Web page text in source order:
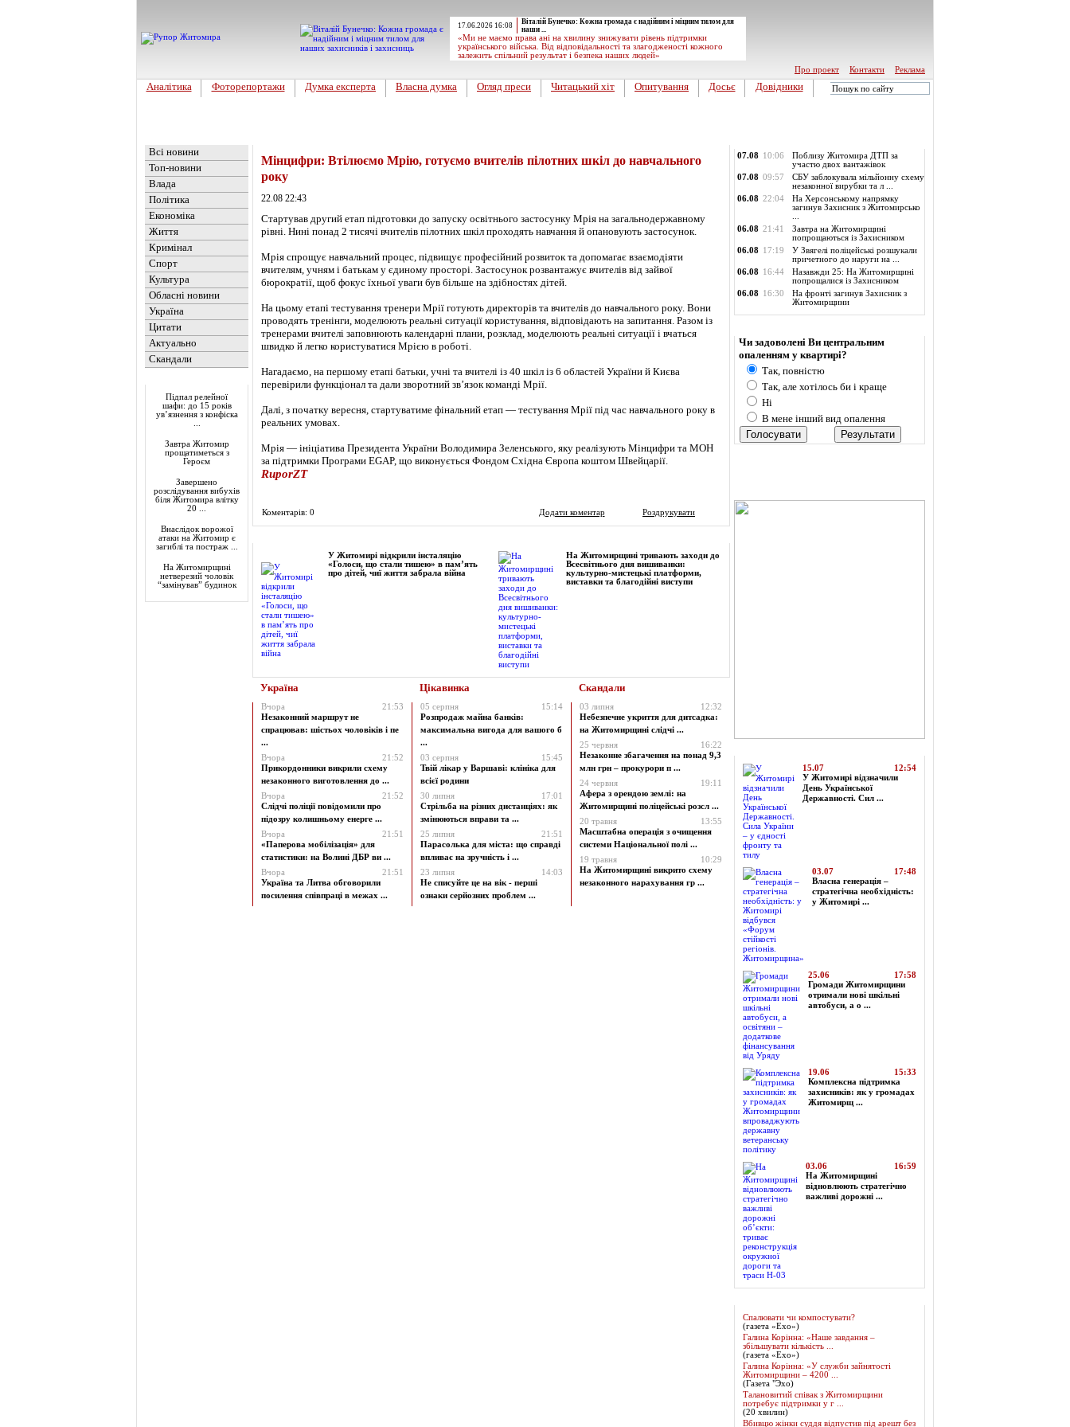
17.06.2026 16:08
Віталій Бунечко: Кожна громада є надійним і міцним тилом для
наши ...
«Ми не маємо права ані на хвилину знижувати рівень підтримки
українського війська. Від відповідальності та злагодженості кожного
залежить спільний результат і безпека наших людей»
Про проект
Контакти Реклама
Аналітика Фоторепортажи Думка експерта Власна думка Огляд преси Читацький хіт Опитування Досьє Довідники
Всі новини
Топ-новини
Влада
Політика
Економіка
Життя
Кримінал
Спорт
Культура
Обласні новини
Україна
Цитати
Актуально
Скандали
Підпал релейної
шафи: до 15 років
ув’язнення з конфіска
Завтра Житомир
прощатиметься з
Героєм
Завершено
розслідування вибухів
біля Житомира влітку
20 ...
Внаслідок ворожої
атаки на Житомир є
загиблі та постраж ...
На Житомирщині
нетверезий чоловік
“замінував” будинок
Мінцифри: Втілюємо Мрію, готуємо вчителів пілотних шкіл до навчального
року
22.08 22:43
Стартував другий етап підготовки до запуску освітнього застосунку Мрія на загальнодержавному
рівні. Нині понад 2 тисячі вчителів пілотних шкіл проходять навчання й опановують застосунок.
Мрія спрощує навчальний процес, підвищує професійний розвиток та допомагає взаємодіяти
вчителям, учням і батькам у єдиному просторі. Застосунок розвантажує вчителів від зайвої
бюрократії, щоб фокус їхньої уваги був більше на здібностях дітей.
На цьому етапі тестування тренери Мрії готують директорів та вчителів до навчального року. Вони
проводять тренінги, моделюють реальні ситуації користування, відповідають на запитання. Разом із
тренерами вчителі заповнюють календарні плани, розклад, моделюють реальні ситуації і вчаться
швидко й легко користуватися Мрією в роботі.
Нагадаємо, на першому етапі батьки, учні та вчителі із 40 шкіл із 6 областей України й Києва
перевірили функціонал та дали зворотний зв’язок команді Мрії.
Далі, з початку вересня, стартуватиме фінальний етап — тестування Мрії під час навчального року в
реальних умовах.
Мрія — ініціатива Президента України Володимира Зеленського, яку реалізують Мінцифри та МОН
за підтримки Програми EGAP, що виконується Фондом Східна Європа коштом Швейцарії.
RuporZT
Коментарів: 0 Додати коментар Роздрукувати
У Житомирі відкрили інсталяцію
«Голоси, що стали тишею» в пам’ять
про дітей, чиї життя забрала війна
На Житомирщині тривають заходи до
Всесвітнього дня вишиванки:
культурно-мистецькі платформи,
виставки та благодійні виступи
Україна Цікавинка Скандали
Вчора
21:53
Незаконний маршрут не
спрацював: шістьох чоловіків і пе
...
Вчора
21:52
Прикордонники викрили схему
незаконного виготовлення до ...
Вчора
21:52
Слідчі поліції повідомили про
підозру колишньому енерге ...
Вчора
21:51
«Паперова мобілізація» для
статистики: на Волині ДБР ви ...
Вчора
21:51
Україна та Литва обговорили
посилення співпраці в межах ...
05 серпня
15:14
Розпродаж майна банків:
максимальна вигода для вашого б
...
03 серпня
15:45
Твій лікар у Варшаві: клініка для
всієї родини
30 липня
17:01
Стрільба на різних дистанціях: як
змінюються вправи та ...
25 липня
21:51
Парасолька для міста: що справді
впливає на зручність і ...
23 липня
14:03
Не списуйте це на вік - перші
ознаки серйозних проблем ...
03 липня
12:32
Небезпечне укриття для дитсадка:
на Житомирщині слідчі ...
25 червня
16:22
Незаконне збагачення на понад 9,3
млн грн – прокурори п ...
24 червня
19:11
Афера з орендою землі: на
Житомирщині поліцейські розсл ...
20 травня
13:55
Масштабна операція з очищення
системи Національної полі ...
19 травня
10:29
На Житомирщині викрито схему
незаконного нарахування гр ...
07.08 10:06
Поблизу Житомира ДТП за
участю двох вантажівок
07.08 09:57
СБУ заблокувала мільйонну схему
незаконної вирубки та л ...
06.08 22:04
На Херсонському напрямку
загинув Захисник з Житомирсько
06.08 21:41
Завтра на Житомирщині
попрощаються із Захисником
06.08 17:19
У Звягелі поліцейські розшукали
причетного до наруги на ...
06.08 16:44
Назавжди 25: На Житомирщині
попрощалися із Захисником
06.08 16:30
На фронті загинув Захисник з
Житомирщини
Чи задоволені Ви центральним
опаленням у квартирі?
Так, повністю
Так, але хотілось би і краще
Ні
В мене інший вид опалення
15.07
12:54
У Житомирі відзначили
День Української
Державності. Сил ...
03.07
17:48
Власна генерація –
стратегічна необхідність:
у Житомирі ...
25.06
17:58
Громади Житомирщини
отримали нові шкільні
автобуси, а о ...
19.06
15:33
Комплексна підтримка
захисників: як у громадах
Житомирщ ...
03.06
16:59
На Житомирщині
відновлюють стратегічно
важливі дорожні ...
Спалювати чи компостувати?
(газета «Ехо»)
Галина Корінна: «Наше завдання –
збільшувати кількість ...
(газета «Ехо»)
Галина Корінна: «У служби зайнятості
Житомирщини – 4200 ...
(Газета "Эхо)
Талановитий співак з Житомирщини
потребує підтримки у г ...
(20 хвилин)
Вбивцю жінки суддя відпустив під арешт без